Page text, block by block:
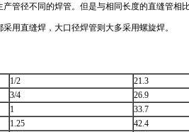
管径不同的焊管。但是与相同长度的直缝管相
直缝焊，大口径焊管则大多采用螺旋焊。
1/2
21.3
3/4
26.9
1
33.7
1.25
42.4